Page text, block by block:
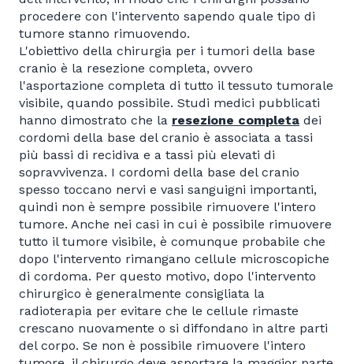
procedere con l'intervento sapendo quale tipo di
tumore stanno rimuovendo.
L'obiettivo della chirurgia per i tumori della base
cranio è la resezione completa, ovvero
l'asportazione completa di tutto il tessuto tumorale
visibile, quando possibile. Studi medici pubblicati
hanno dimostrato che la resezione completa dei
cordomi della base del cranio è associata a tassi
più bassi di recidiva e a tassi più elevati di
sopravvivenza. I cordomi della base del cranio
spesso toccano nervi e vasi sanguigni importanti,
quindi non è sempre possibile rimuovere l'intero
tumore. Anche nei casi in cui è possibile rimuovere
tutto il tumore visibile, è comunque probabile che
dopo l'intervento rimangano cellule microscopiche
di cordoma. Per questo motivo, dopo l'intervento
chirurgico è generalmente consigliata la
radioterapia per evitare che le cellule rimaste
crescano nuovamente o si diffondano in altre parti
del corpo. Se non è possibile rimuovere l'intero